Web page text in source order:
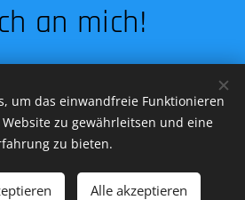
an mich!
brauchen Hilfe
um das einwandfreie Funktionieren
zu gewährleitsen und eine
zu bieten.
Alle akzeptieren